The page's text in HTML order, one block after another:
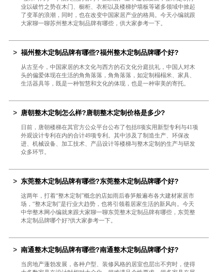
业以破竹之势在木门、橱柜、衣柜以及楼梯护墙板等诸多领域中掀起
了变革的浪潮，同时，也在改变中国家居产业的格局。今天小编就跟
大家聊一聊苏州整木定制品牌有哪些，供大家参考一下。
> 福州整木定制品牌有哪些?福州整木定制品牌哪个好?
从古至今，中国家居的木文化与西方的石文化分庭抗礼，中国人对木
头的偏爱体现在生活的角角落落，角角落落，如定制榻榻米、家具、
生活器具等，既是一种智慧和文化的体现，也是一种审美的寄托。
> 唐朝整木定制怎么样?唐朝整木定制价格是多少?
日前，唐朝楼梯在其官方公众平台公布了包括8项实用新型专利与41项
外观设计专利在内的合计49项专利。其中涉及了制造生产、环保改
进、机械设备、加工技术、产品设计等楼梯与整木定制的生产与研发
众多环节。
> 东莞整木定制品牌有哪些?东莞整木定制品牌哪个好?
这两年，打着“整木定制”概念的店如雨后春笋般遍布各大建材家居市
场，“整木定制”是行业大趋势，也将引领着居家生活的新风向。今天
中华整木网小编就来跟大家聊一聊东莞整木定制品牌有哪些，东莞整
木定制品牌哪个好?供大家参考一下。
> 南通整木定制品牌有哪些?南通整木定制品牌哪个好?
当房地产蓬勃发展，各种户型、装修风格的居室也层出不穷时，使得